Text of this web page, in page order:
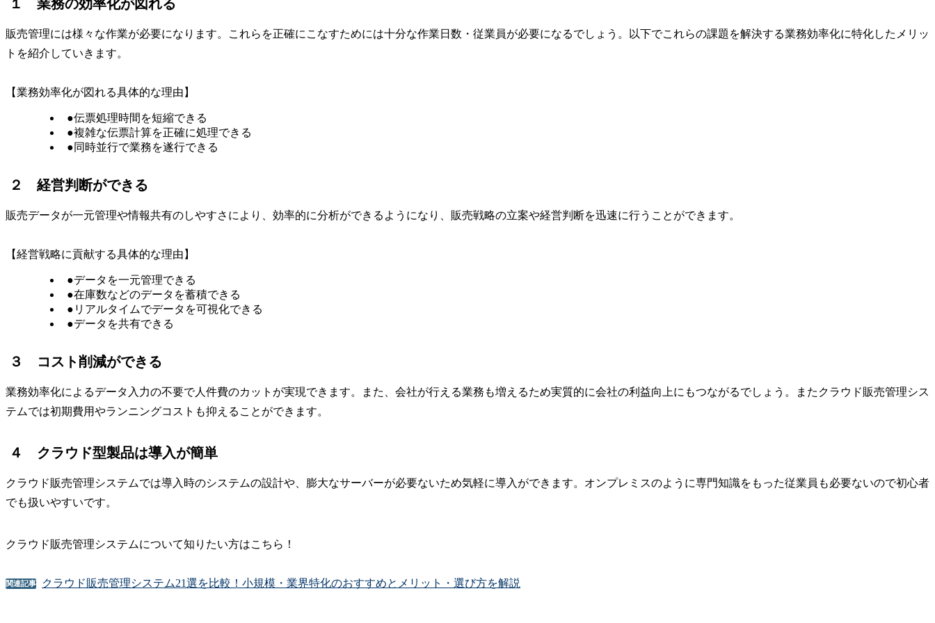
１ 業務の効率化が図れる
販売管理には様々な作業が必要になります。これらを正確にこなすためには十分な作業日数・従業員が必要になるでしょう。以下でこれらの課題を解決する業務効率化に特化したメリッ
トを紹介していきます。
【業務効率化が図れる具体的な理由】
●伝票処理時間を短縮できる
●複雑な伝票計算を正確に処理できる
●同時並行で業務を遂行できる
２ 経営判断ができる
販売データが一元管理や情報共有のしやすさにより、効率的に分析ができるようになり、販売戦略の立案や経営判断を迅速に行うことができます。
【経営戦略に貢献する具体的な理由】
●データを一元管理できる
●在庫数などのデータを蓄積できる
●リアルタイムでデータを可視化できる
●データを共有できる
３ コスト削減ができる
業務効率化によるデータ入力の不要で人件費のカットが実現できます。また、会社が行える業務も増えるため実質的に会社の利益向上にもつながるでしょう。またクラウド販売管理シス
テムでは初期費用やランニングコストも抑えることができます。
４ クラウド型製品は導入が簡単
クラウド販売管理システムでは導入時のシステムの設計や、膨大なサーバーが必要ないため気軽に導入ができます。オンプレミスのように専門知識をもった従業員も必要ないので初心者
でも扱いやすいです。
クラウド販売管理システムについて知りたい方はこちら！
関連記事 クラウド販売管理システム21選を比較！小規模・業界特化のおすすめとメリット・選び方を解説